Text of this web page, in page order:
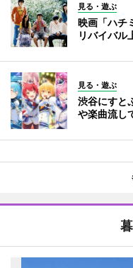
見る・遊ぶ
映画「ハチ
リバイバル
見る・遊ぶ
渋谷にすと
や楽曲流し